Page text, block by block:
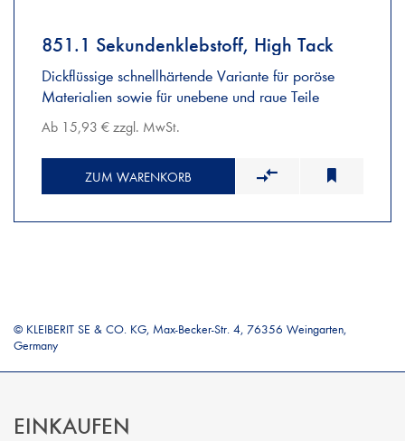
851.1 Sekundenklebstoff, High Tack
Dickflüssige schnellhärtende Variante für poröse
Materialien sowie für unebene und raue Teile
Ab 15,93 € zzgl. MwSt.
ZUM WARENKORB
© KLEIBERIT SE & CO. KG, Max-Becker-Str. 4, 76356 Weingarten,
Germany
EINKAUFEN